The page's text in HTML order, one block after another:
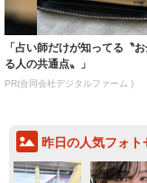
昨日の人気フォト